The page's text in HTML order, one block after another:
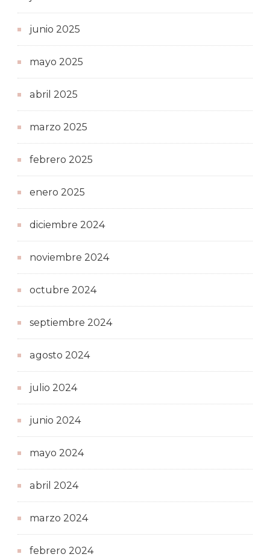
junio 2025
mayo 2025
abril 2025
marzo 2025
febrero 2025
enero 2025
diciembre 2024
noviembre 2024
octubre 2024
septiembre 2024
agosto 2024
julio 2024
junio 2024
mayo 2024
abril 2024
marzo 2024
febrero 2024